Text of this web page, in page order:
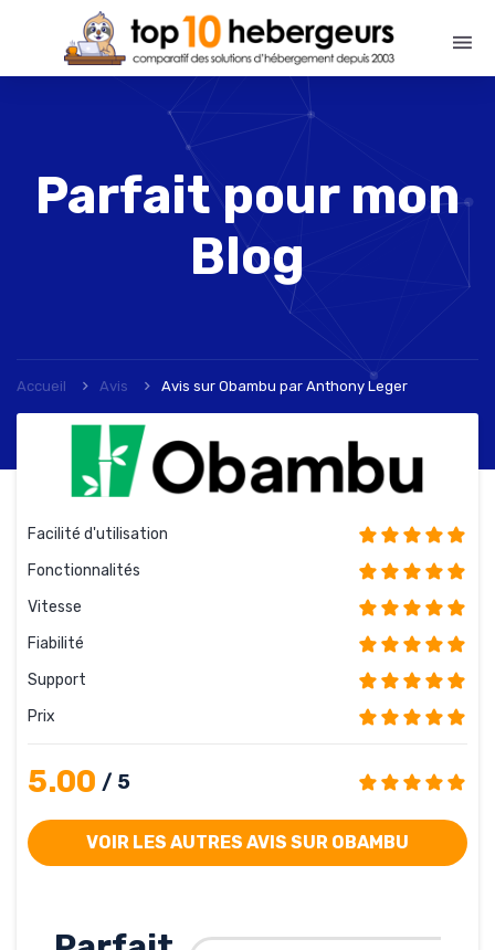
Parfait pour mon
Blog
Accueil Avis Avis sur Obambu par Anthony Leger
Facilité d'utilisation
Fonctionnalités
Vitesse
Fiabilité
Support
Prix
5.00 / 5
VOIR LES AUTRES AVIS SUR OBAMBU